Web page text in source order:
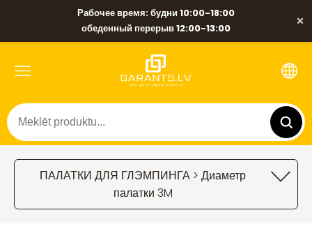
Рабочее время: будни 10:00-18:00
обеденный перерыв 12:00-13:00
×
ПАЛАТКИ ДЛЯ ГЛЭМПИНГА > Диаметр
палатки 3M